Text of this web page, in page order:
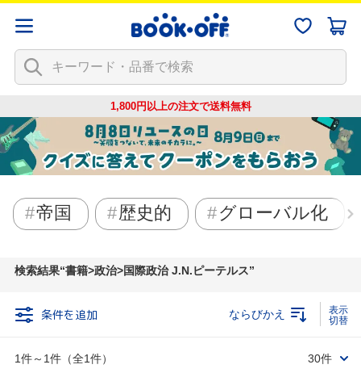
1,800円以上の注文で送料無料
帝国 歴史的 グローバル化
検索結果 書籍>政治>国際政治 J.N.ピーテルス
条件を追加
1件～1件（全1件）
ならびかえ
30件